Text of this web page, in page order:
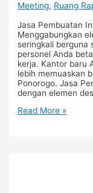
Meeting, Ruang
Jasa Pembuatan
Menggabungkan
seringkali berguna
personel Anda
kerja. Kantor baru
lebih memuaskan
Ponorogo. Jasa
dengan elemen
Read More »